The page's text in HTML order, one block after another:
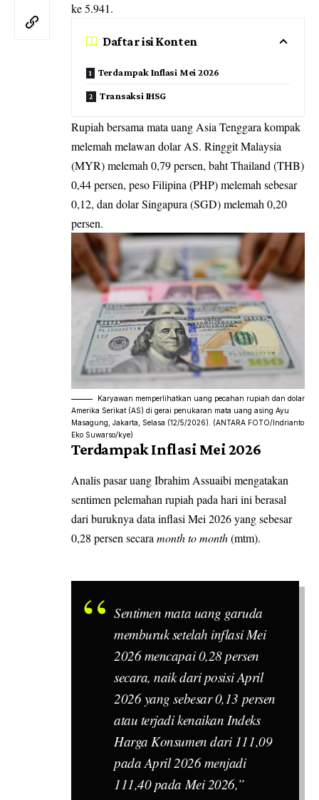
ke 5.941.
Daftar isi Konten
Terdampak Inflasi Mei 2026
Transaksi IHSG
Rupiah bersama mata uang Asia Tenggara kompak
melemah melawan dolar AS. Ringgit Malaysia
(MYR) melemah 0,79 persen, baht Thailand (THB)
0,44 persen, peso Filipina (PHP) melemah sebesar
0,12, dan dolar Singapura (SGD) melemah 0,20
persen.
Karyawan memperlihatkan uang pecahan rupiah dan dolar
Amerika Serikat (AS) di gerai penukaran mata uang asing Ayu
Masagung, Jakarta, Selasa (12/5/2026). (ANTARA FOTO/Indrianto
Eko Suwarso/kye)
Terdampak Inflasi Mei 2026
Analis pasar uang Ibrahim Assuaibi mengatakan
sentimen pelemahan rupiah pada hari ini berasal
dari buruknya data inflasi Mei 2026 yang sebesar
0,28 persen secara month to month(mtm).
Sentimen mata uang garuda
memburuk setelah inflasi Mei
2026 mencapai 0,28 persen
secara, naik dari posisi April
2026 yang sebesar 0,13 persen
atau terjadi kenaikan Indeks
Harga Konsumen dari 111,09
pada April 2026 menjadi
111,40 pada Mei 2026,”